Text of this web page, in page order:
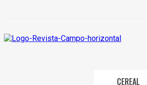
CEREAL